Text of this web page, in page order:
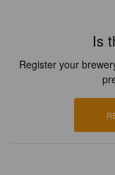
Is
Register your